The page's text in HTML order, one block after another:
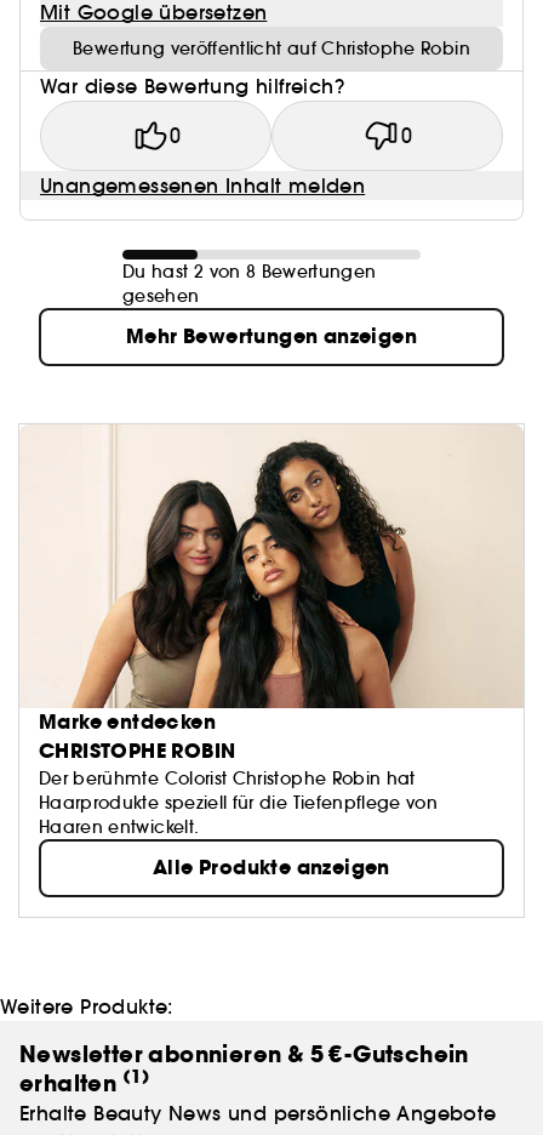
Mit Google übersetzen
Bewertung veröffentlicht auf Christophe Robin
War diese Bewertung hilfreich?
0 0
Unangemessenen Inhalt melden
Du hast 2 von 8 Bewertungen
gesehen
Mehr Bewertungen anzeigen
Marke entdecken
CHRISTOPHE ROBIN
Der berühmte Colorist Christophe Robin hat
Haarprodukte speziell für die Tiefenpflege von
Haaren entwickelt.
Alle Produkte anzeigen
Weitere Produkte:
Newsletter abonnieren & 5 €-Gutschein
erhalten (1)
Erhalte Beauty News und persönliche Angebote